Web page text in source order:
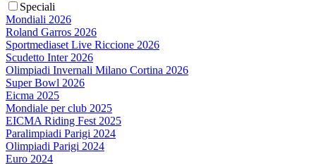
Speciali
Mondiali 2026
Roland Garros 2026
Sportmediaset Live Riccione 2026
Scudetto Inter 2026
Olimpiadi Invernali Milano Cortina 2026
Super Bowl 2026
Eicma 2025
Mondiale per club 2025
EICMA Riding Fest 2025
Paralimpiadi Parigi 2024
Olimpiadi Parigi 2024
Euro 2024